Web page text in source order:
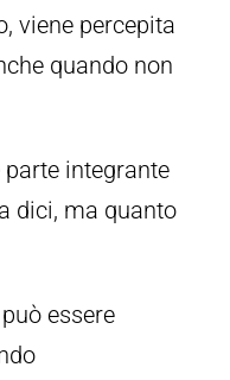
viene percepita
quando non
integrante
dici, ma quanto
essere